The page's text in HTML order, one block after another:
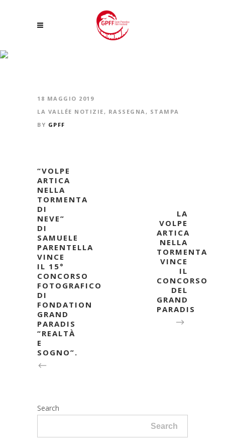
18 MAGGIO 2019
LA VALLÉE NOTIZIE, RASSEGNA, STAMPA
BY GPFF
“VOLPE
ARTICA
NELLA
TORMENTA
DI
NEVE”
DI
SAMUELE
PARENTELLA
VINCE
IL 15°
CONCORSO
FOTOGRAFICO
DI
FONDATION
GRAND
PARADIS
“REALTÀ
E
SOGNO”.
LA
VOLPE
ARTICA
NELLA
TORMENTA
VINCE
IL
CONCORSO
DEL
GRAND
PARADIS
Search
Search